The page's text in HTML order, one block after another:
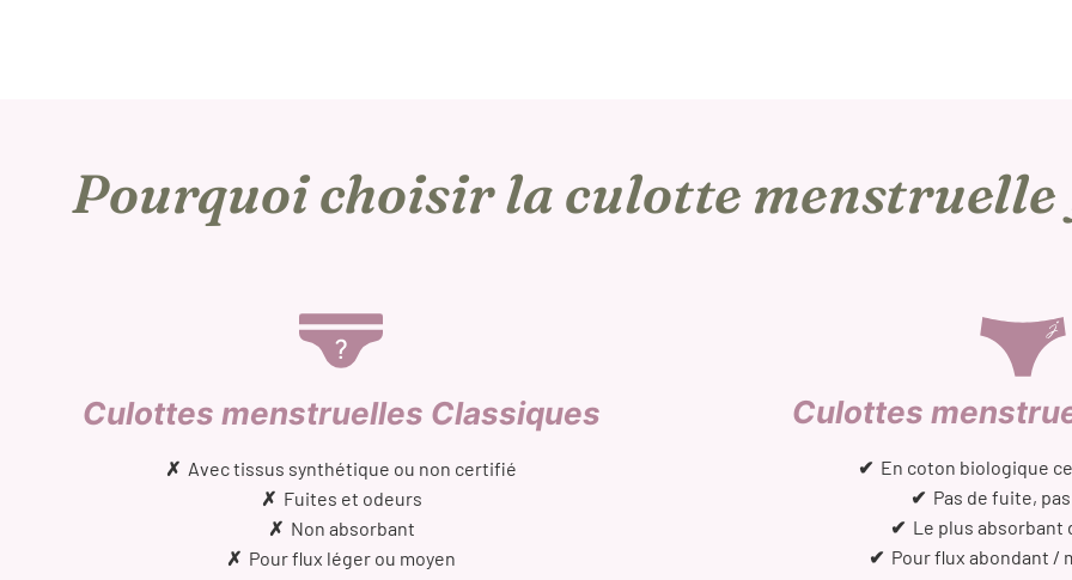
Pourquoi choisir la culotte menstruelle
Culottes menstruelles Classiques
✗ Avec tissus synthétique ou non certifié
✗ Fuites et odeurs
✗ Non absorbant
✗ Pour flux léger ou moyen
Culottes
✔ En coton biologique
✔ Pas de fuite, pas
✔ Le plus absorbant
✔ Pour flux abondant /